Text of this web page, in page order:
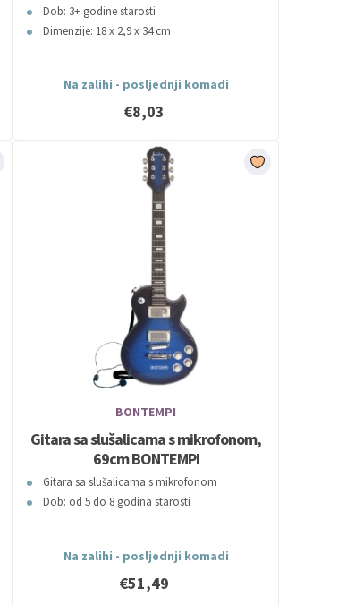
Dob: 3+ godine starosti
Dimenzije: 18 x 2,9 x 34 cm
Na zalihi - posljednji komadi
€8,03
BONTEMPI
Gitara sa slušalicama s mikrofonom,
69cm BONTEMPI
Gitara sa slušalicama s mikrofonom
Dob: od 5 do 8 godina starosti
Na zalihi - posljednji komadi
€51,49